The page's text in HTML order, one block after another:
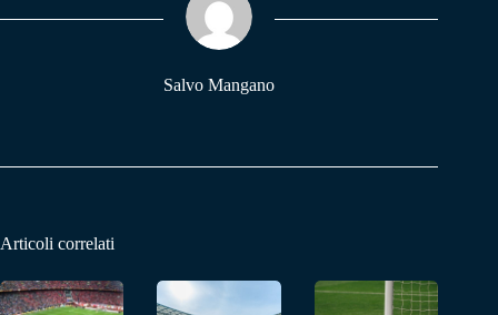
pp m
Salvo Mangano
Articoli correlati